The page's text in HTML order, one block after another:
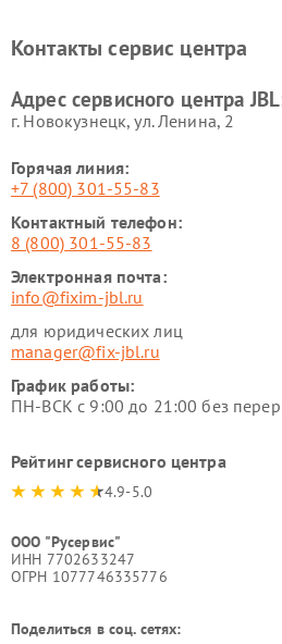
Контакты сервис центра
Адрес сервисного центра
г. Новокузнецк, ул. Ленина, 2
Горячая линия:
+7 (800) 301-55-83
Контактный телефон:
8 (800) 301-55-83
Электронная почта:
info@fixim-jbl.ru
для юридических лиц
manager@fix-jbl.ru
График работы:
ПН-ВСК с 9:00 до 21:00 без
Рейтинг сервисного центра
4.9-5.0
ООО "Русервис"
ИНН 7702633247
ОГРН 1077746335776
Поделиться в соц. сетях: